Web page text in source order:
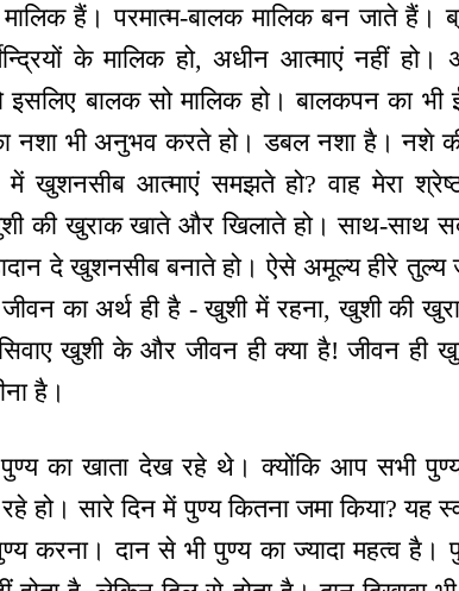
हैं। परमात्म-बालक मालिक बन जाते हैं।
के मालिक हो, अधीन आत्माएं नहीं हो।
इसलिए बालक सो मालिक हो। बालकपन का
नशा भी अनुभव करते हो। डबल नशा है। नशे की
खुशनसीब आत्माएं समझते हो? वाह मेरा श्रेष्ठ
की खुराक खाते और खिलाते हो। साथ-साथ
दे खुशनसीब बनाते हो। ऐसे अमूल्य हीरे तुल्य
जीवन का अर्थ ही है - खुशी में रहना, खुशी की
खुशी के और जीवन ही क्या है! जीवन ही
है।
पुण्य का खाता देख रहे थे। क्योंकि आप सभी
हो। सारे दिन में पुण्य कितना जमा किया? यह
करना। दान से भी पुण्य का ज्यादा महत्व है।